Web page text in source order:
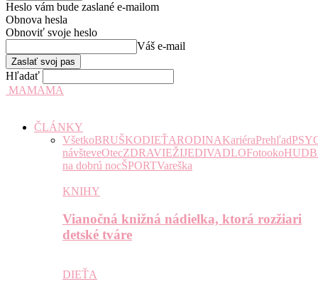
Heslo vám bude zaslané e-mailom
Obnova hesla
Obnoviť svoje heslo
Váš e-mail
Hľadať
MAMAMA
ČLÁNKY
VšetkoBRUŠKODIEŤARODINAKariéraPrehľad
návšteveOtecZDRAVIEŽIJEDIVADLOFotooko
na dobrú nocŠPORTVareška
KNIHY
Vianočná knižná nádielka, ktorá rozžiari
detské tváre
DIEŤA